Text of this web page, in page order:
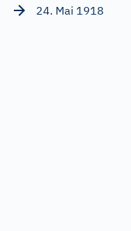
24. Mai 1918